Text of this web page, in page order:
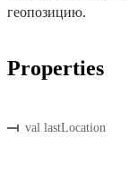
геопозицию.
Properties
val lastLocation